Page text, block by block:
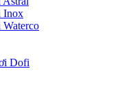
Inox
Dofi